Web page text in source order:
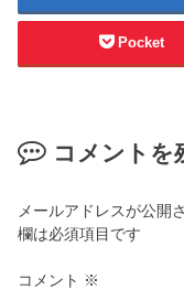
Pocket
コメントを
メールアドレスが公開
欄は必須項目です
コメント ※